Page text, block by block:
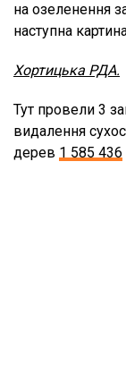
на озеленення
наступна
Хортицька РДА.
Тут провели 3
видалення
дерев 1 585 436